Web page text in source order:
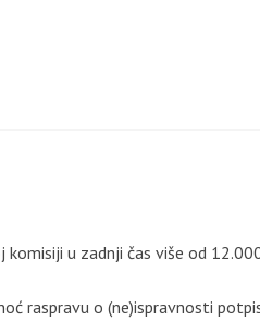
u zadnji čas više od
raspravu o (ne)ispravnosti